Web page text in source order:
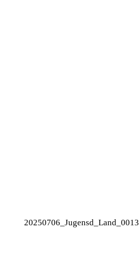
20250706_Jugensd_Land_0013